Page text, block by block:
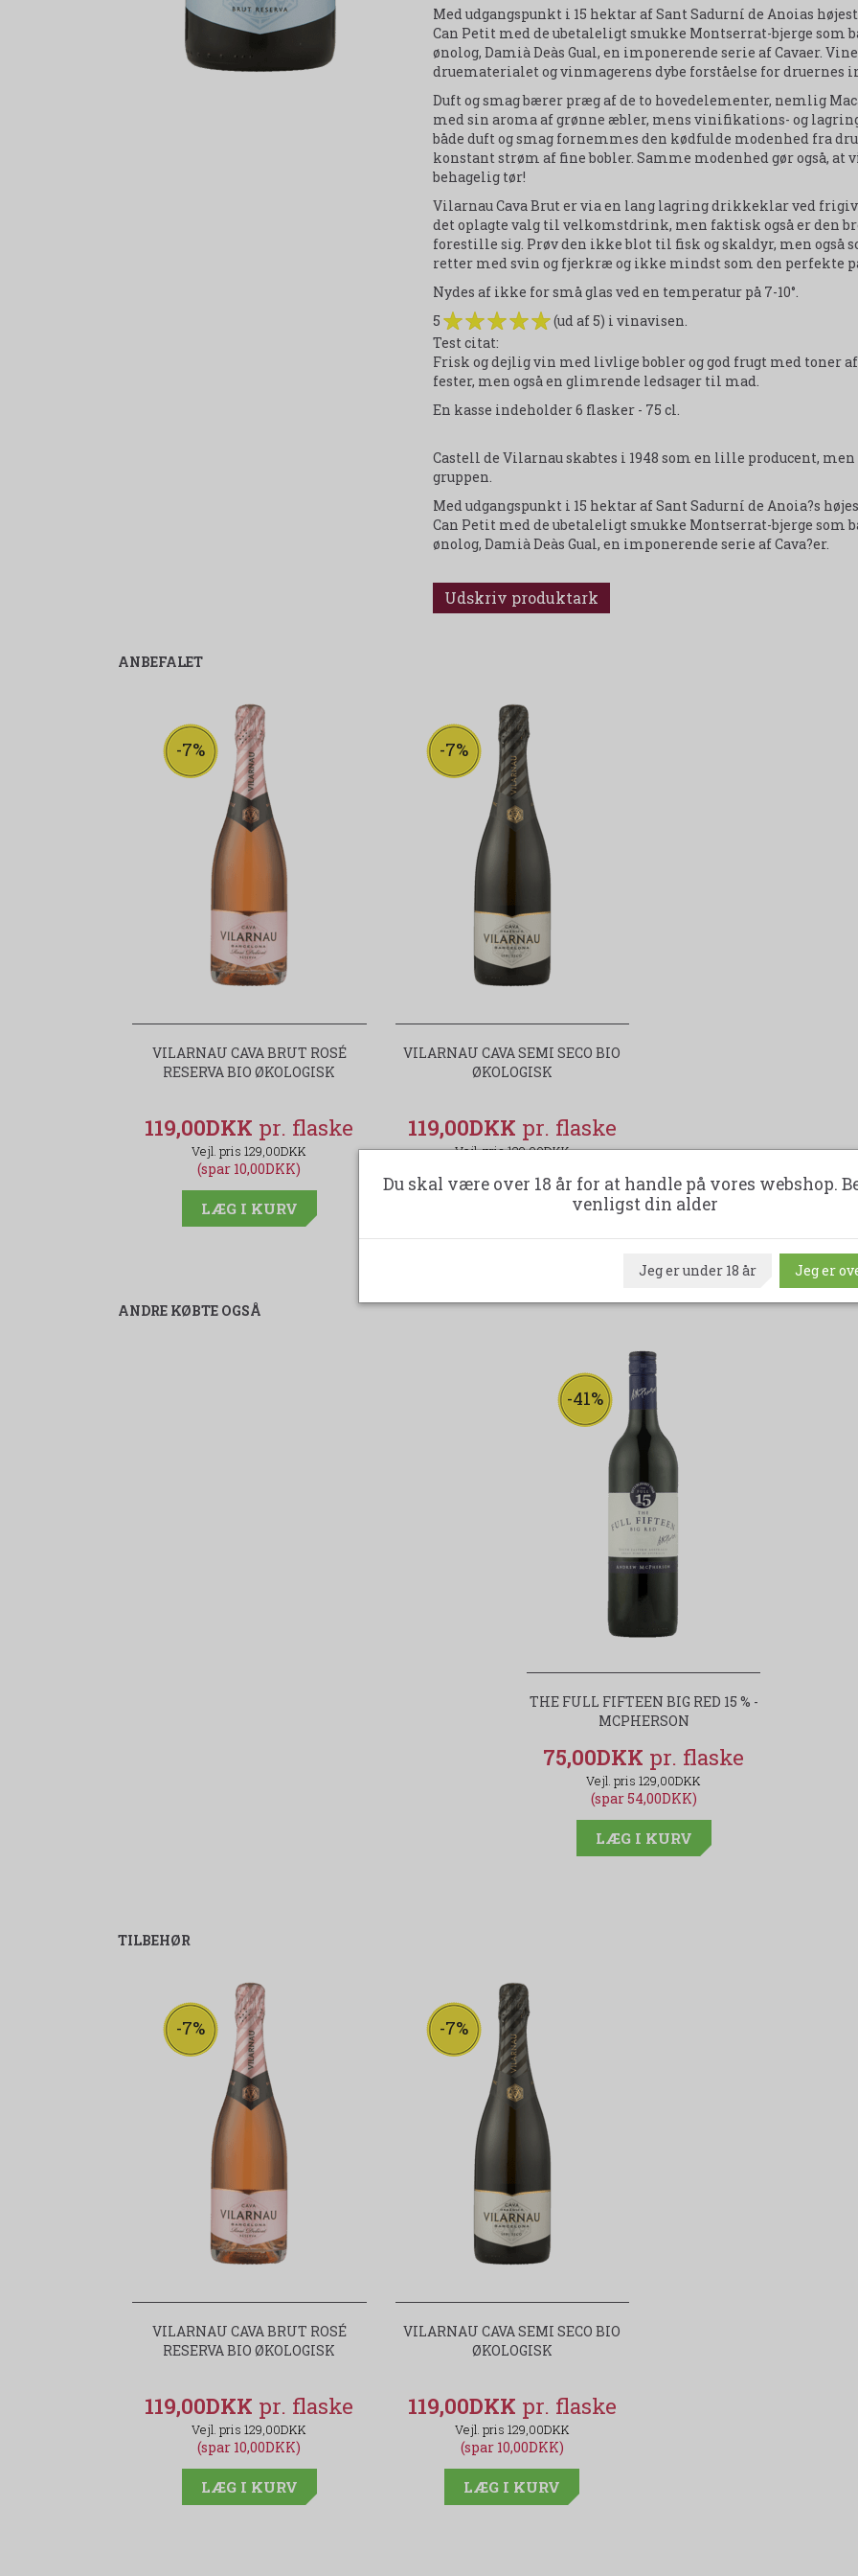
Med udgangspunkt i 15 hektar af Sant Sadurní de Anoias
Can Petit med de ubetaleligt smukke Montserrat-bjerge som
ønolog, Damià Deàs Gual, en imponerende serie af Cavaer.
druematerialet og vinmagerens dybe forståelse for druernes
Duft og smag bærer præg af de to hovedelementer, nemlig
med sin aroma af grønne æbler, mens vinifikations- og
både duft og smag fornemmes den kødfulde modenhed fra
konstant strøm af fine bobler. Samme modenhed gør også,
behagelig tør!
Vilarnau Cava Brut er via en lang lagring drikkeklar ved
det oplagte valg til velkomstdrink, men faktisk også er den
forestille sig. Prøv den ikke blot til fisk og skaldyr, men også
retter med svin og fjerkræ og ikke mindst som den perfekte
Nydes af ikke for små glas ved en temperatur på 7-10°.
5
(ud af 5) i vinavisen.
Test citat:
Frisk og dejlig vin med livlige bobler og god frugt med toner
fester, men også en glimrende ledsager til mad.
En kasse indeholder 6 flasker - 75 cl.
Castell de Vilarnau skabtes i 1948 som en lille producent, men
gruppen.
Med udgangspunkt i 15 hektar af Sant Sadurní de Anoia?s
Can Petit med de ubetaleligt smukke Montserrat-bjerge som
ønolog, Damià Deàs Gual, en imponerende serie af Cava?er.
Udskriv produktark
ANBEFALET
-7%
VILARNAU CAVA BRUT ROSÉ
RESERVA BIO ØKOLOGISK
119,00DKK
129,00DKK
(spar 10,00DKK)
LÆG I KURV
-7%
VILARNAU CAVA SEMI SECO BIO
ØKOLOGISK
119,00DKK
129,00DKK
ANDRE KØBTE OGSÅ
-41%
THE FULL FIFTEEN BIG RED 15 % -
MCPHERSON
75,00DKK
129,00DKK
(spar 54,00DKK)
LÆG I KURV
TILBEHØR
-7%
VILARNAU CAVA BRUT ROSÉ
RESERVA BIO ØKOLOGISK
119,00DKK
129,00DKK
(spar 10,00DKK)
LÆG I KURV
-7%
VILARNAU CAVA SEMI SECO BIO
ØKOLOGISK
119,00DKK
129,00DKK
(spar 10,00DKK)
LÆG I KURV
Du skal være over 18 år for at handle på vores webshop.
venligst din alder
Jeg er under 18 år Jeg er